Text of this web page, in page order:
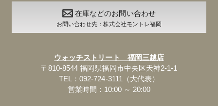
在庫などのお問い合わせ
お問い合わせ先：株式会社モントレ福岡
ウォッチストリート 福岡三越店
〒810-8544 福岡県福岡市中央区天神2-1-1
TEL：092-724-3111（大代表）
営業時間：10:00 ～ 20:00